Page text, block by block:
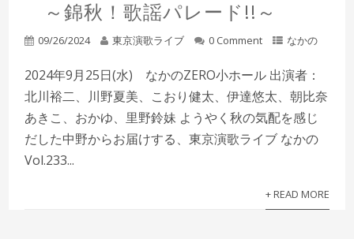
～錦秋！歌謡パレード!!～
09/26/2024 東京演歌ライブ 0 Comment なかの
2024年9月25日(水) なかのZERO小ホール 出演者：
北川裕二、川野夏美、こおり健太、伊達悠太、朝比奈
あきこ、おかゆ、里野鈴妹 ようやく秋の気配を感じ
だした中野からお届けする、東京演歌ライブ なかの
Vol.233...
+ READ MORE